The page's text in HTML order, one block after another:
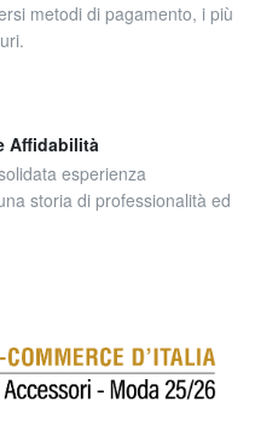
metodi di pagamento, i più
Affidabilità
esperienza
storia di professionalità ed